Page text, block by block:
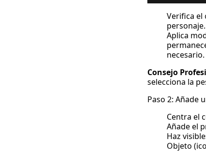
Verifica
personaje.
Aplica
necesario.
Consejo
selecciona la
Paso 2: Añade
Centra el
Añade el
Haz
Objeto